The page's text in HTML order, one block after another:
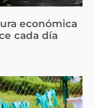
económica
cada día